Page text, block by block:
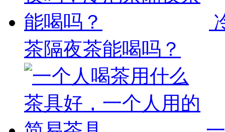
茶隔夜茶能喝吗？